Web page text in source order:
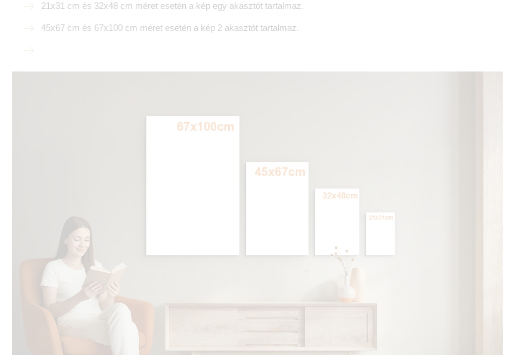
21x31 cm és 32x48 cm méret esetén a kép egy akasztót tartalmaz.
45x67 cm és 67x100 cm méret esetén a kép 2 akasztót tartalmaz.